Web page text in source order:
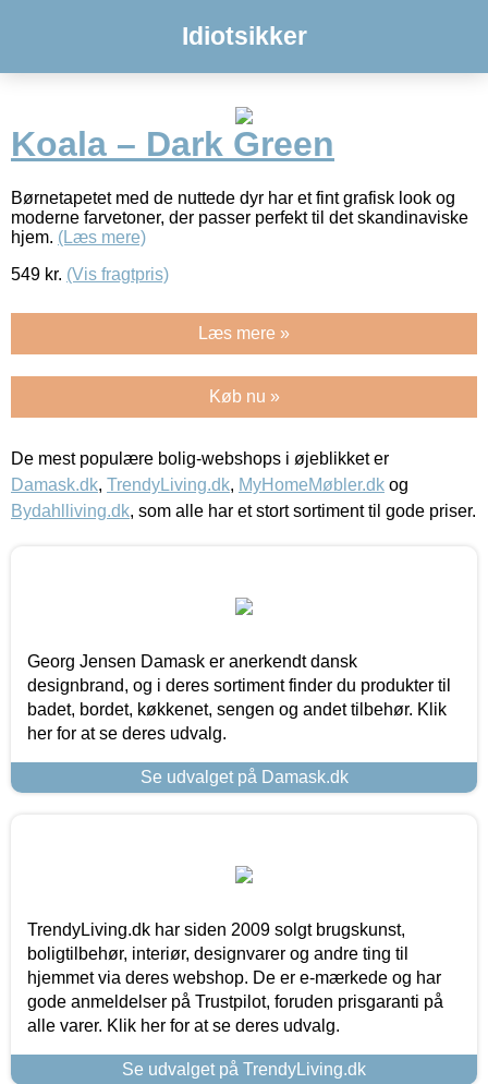
Idiotsikker
Koala – Dark Green
Børnetapetet med de nuttede dyr har et fint grafisk look og
moderne farvetoner, der passer perfekt til det skandinaviske
hjem. (Læs mere)
549 kr. (Vis fragtpris)
Læs mere »
Køb nu »
De mest populære bolig-webshops i øjeblikket er
Damask.dk, TrendyLiving.dk, MyHomeMøbler.dk og
Bydahlliving.dk, som alle har et stort sortiment til gode priser.
Georg Jensen Damask er anerkendt dansk
designbrand, og i deres sortiment finder du produkter til
badet, bordet, køkkenet, sengen og andet tilbehør. Klik
her for at se deres udvalg.
Se udvalget på Damask.dk
TrendyLiving.dk har siden 2009 solgt brugskunst,
boligtilbehør, interiør, designvarer og andre ting til
hjemmet via deres webshop. De er e-mærkede og har
gode anmeldelser på Trustpilot, foruden prisgaranti på
alle varer. Klik her for at se deres udvalg.
Se udvalget på TrendyLiving.dk